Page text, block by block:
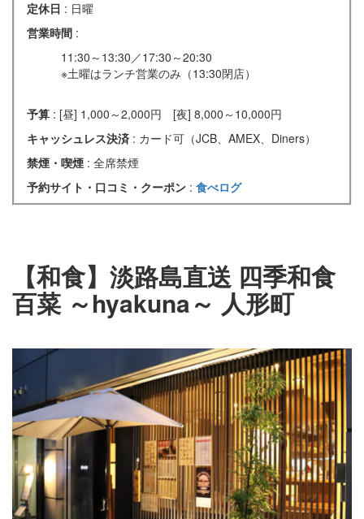
定休日 : 日曜
営業時間 :
11:30～13:30／17:30～20:30
※土曜はランチ営業のみ（13:30閉店）
予算 : [昼] 1,000～2,000円 [夜] 8,000～10,000円
キャッシュレス決済 : カード可（JCB、AMEX、Diners）
禁煙・喫煙 : 全席禁煙
予約サイト・口コミ・クーポン : 食べログ
【和食】淡路島直送 四季和食
百菜 ～hyakuna～ 人形町